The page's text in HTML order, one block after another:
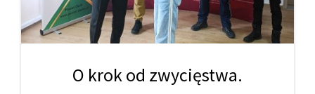
O krok od zwycięstwa.